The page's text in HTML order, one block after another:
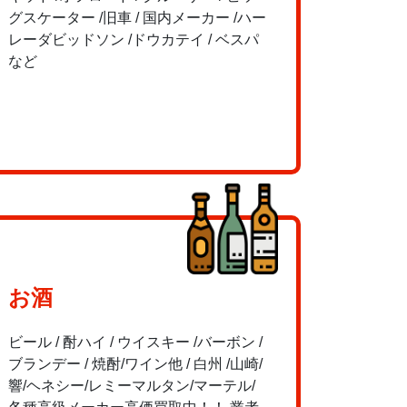
グスケーター /旧車 / 国内メーカー /ハー
レーダビッドソン /ドウカテイ / ベスパ
など
お酒
ビール / 酎ハイ / ウイスキー /バーボン /
ブランデー / 焼酎/ワイン他 / 白州 /山崎/
響/ヘネシー/レミーマルタン/マーテル/